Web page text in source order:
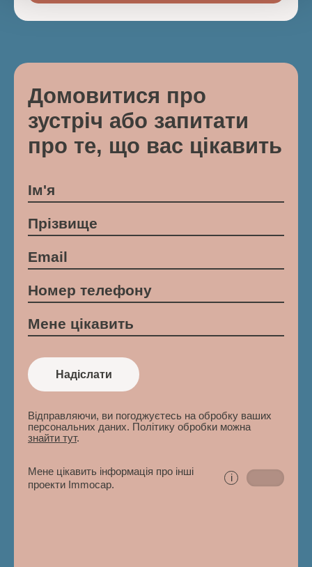
Домовитися про
зустріч або запитати
про те, що вас цікавить
Надіслати
Відправляючи, ви погоджуєтесь на обробку ваших
персональних даних. Політику обробки можна
знайти тут.
Мене цікавить інформація про інші
проекти Immocap.
i